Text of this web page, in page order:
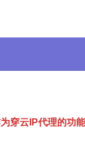
穿云 P代理的功